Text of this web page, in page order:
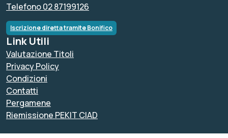
Telefono 02 87199126
Iscrizione diretta tramite Bonifico
Link Utili
Valutazione Titoli
Privacy Policy
Condizioni
Contatti
Pergamene
Riemissione PEKIT CIAD